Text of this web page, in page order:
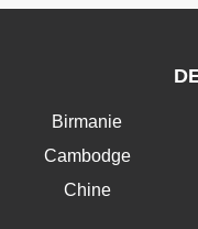
Birmanie
Cambodge
Chine